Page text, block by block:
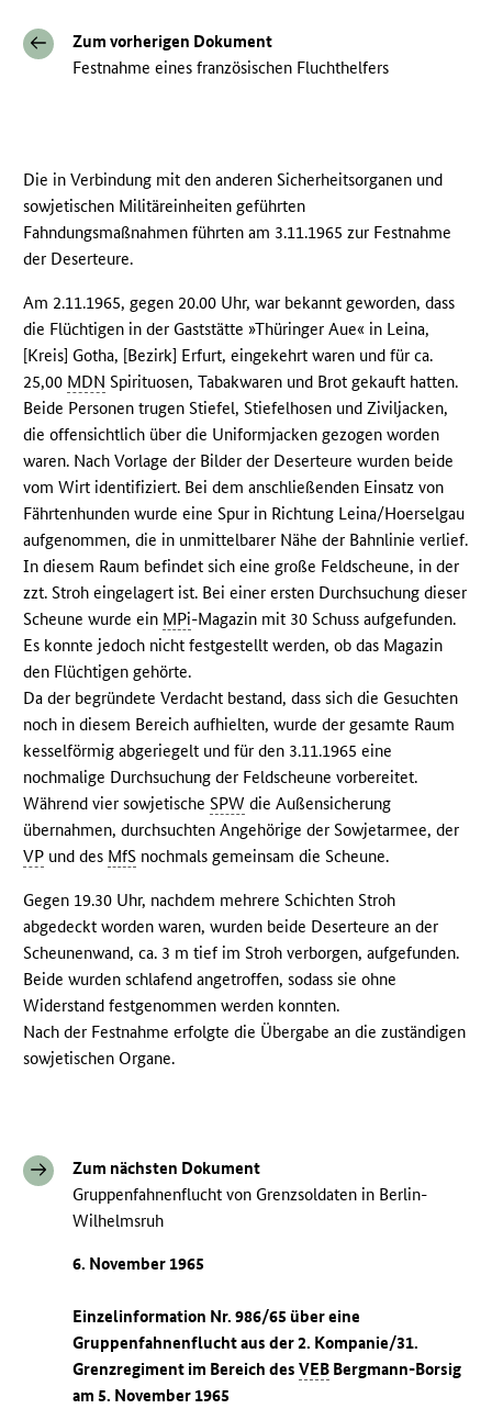
Zum vorherigen Dokument
Festnahme eines französischen Fluchthelfers
Die in Verbindung mit den anderen Sicherheitsorganen und
sowjetischen Militäreinheiten geführten
Fahndungsmaßnahmen führten am 3.11.1965 zur Festnahme
der Deserteure.
Am 2.11.1965, gegen 20.00 Uhr, war bekannt geworden, dass
die Flüchtigen in der Gaststätte »Thüringer Aue« in Leina,
[Kreis] Gotha, [Bezirk] Erfurt, eingekehrt waren und für ca.
25,00 MDN Spirituosen, Tabakwaren und Brot gekauft hatten.
Beide Personen trugen Stiefel, Stiefelhosen und Ziviljacken,
die offensichtlich über die Uniformjacken gezogen worden
waren. Nach Vorlage der Bilder der Deserteure wurden beide
vom Wirt identifiziert. Bei dem anschließenden Einsatz von
Fährtenhunden wurde eine Spur in Richtung Leina/Hoerselgau
aufgenommen, die in unmittelbarer Nähe der Bahnlinie verlief.
In diesem Raum befindet sich eine große Feldscheune, in der
zzt. Stroh eingelagert ist. Bei einer ersten Durchsuchung dieser
Scheune wurde ein MPi-Magazin mit 30 Schuss aufgefunden.
Es konnte jedoch nicht festgestellt werden, ob das Magazin
den Flüchtigen gehörte.
Da der begründete Verdacht bestand, dass sich die Gesuchten
noch in diesem Bereich aufhielten, wurde der gesamte Raum
kesselförmig abgeriegelt und für den 3.11.1965 eine
nochmalige Durchsuchung der Feldscheune vorbereitet.
Während vier sowjetischeSPW die Außensicherung
übernahmen, durchsuchten Angehörige der Sowjetarmee, der
VP und des MfS nochmals gemeinsam die Scheune.
Gegen 19.30 Uhr, nachdem mehrere Schichten Stroh
abgedeckt worden waren, wurden beide Deserteure an der
Scheunenwand, ca. 3 m tief im Stroh verborgen, aufgefunden.
Beide wurden schlafend angetroffen, sodass sie ohne
Widerstand festgenommen werden konnten.
Nach der Festnahme erfolgte die Übergabe an die zuständigen
sowjetischen Organe.
Zum nächsten Dokument
Gruppenfahnenflucht von Grenzsoldaten in Berlin-
Wilhelmsruh
6. November 1965
Einzelinformation Nr. 986/65 über eine
Gruppenfahnenflucht aus der 2. Kompanie/31.
Grenzregiment im Bereich desVEB Bergmann-Borsig
am 5. November 1965